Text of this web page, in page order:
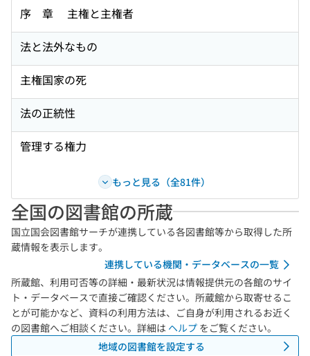
序 章 主権と主権者
法と法外なもの
主権国家の死
法の正統性
管理する権力
もっと見る（全81件）
全国の図書館の所蔵
国立国会図書館サーチが連携している各図書館等から取得した所
蔵情報を表示します。
連携している機関・データベースの一覧
所蔵館、利用可否等の詳細・最新状況は情報提供元の各館のサイ
ト・データベースで直接ご確認ください。所蔵館から取寄せるこ
とが可能かなど、資料の利用方法は、ご自身が利用されるお近く
の図書館へご相談ください。詳細は ヘルプ をご覧ください。
地域の図書館を設定する